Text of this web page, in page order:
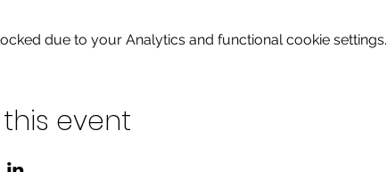
due to your Analytics and functional cookie settings.
event